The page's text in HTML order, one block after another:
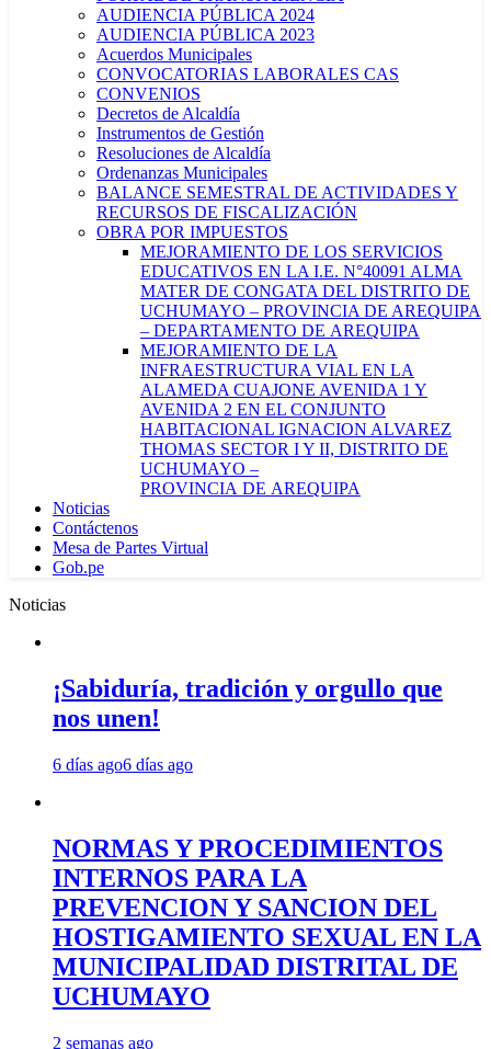
AUDIENCIA PÚBLICA 2024
AUDIENCIA PÚBLICA 2023
Acuerdos Municipales
CONVOCATORIAS LABORALES CAS
CONVENIOS
Decretos de Alcaldía
Instrumentos de Gestión
Resoluciones de Alcaldía
Ordenanzas Municipales
BALANCE SEMESTRAL DE ACTIVIDADES Y
RECURSOS DE FISCALIZACIÓN
OBRA POR IMPUESTOS
MEJORAMIENTO DE LOS SERVICIOS
EDUCATIVOS EN LA I.E. N°40091 ALMA
MATER DE CONGATA DEL DISTRITO DE
UCHUMAYO – PROVINCIA DE AREQUIPA
– DEPARTAMENTO DE AREQUIPA
MEJORAMIENTO DE LA
INFRAESTRUCTURA VIAL EN LA
ALAMEDA CUAJONE AVENIDA 1 Y
AVENIDA 2 EN EL CONJUNTO
HABITACIONAL IGNACION ALVAREZ
THOMAS SECTOR I Y II, DISTRITO DE
UCHUMAYO –
PROVINCIA DE AREQUIPA
Noticias
Contáctenos
Mesa de Partes Virtual
Gob.pe
Noticias
¡Sabiduría, tradición y orgullo que
nos unen!
6 días ago6 días ago
NORMAS Y PROCEDIMIENTOS
INTERNOS PARA LA
PREVENCION Y SANCION DEL
HOSTIGAMIENTO SEXUAL EN LA
MUNICIPALIDAD DISTRITAL DE
UCHUMAYO
2 semanas ago